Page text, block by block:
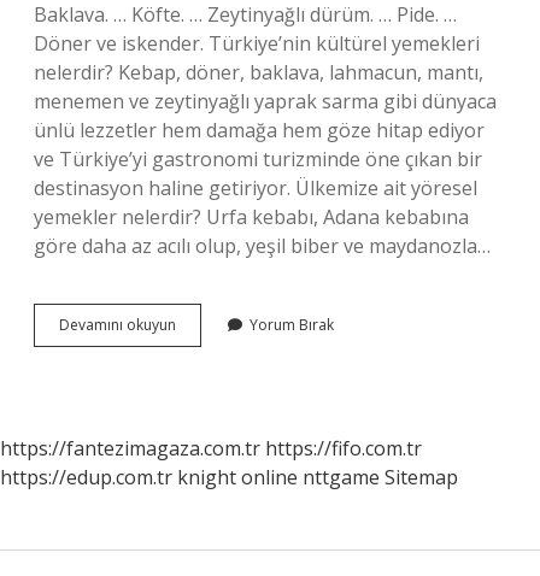
Baklava. … Köfte. … Zeytinyağlı dürüm. … Pide. …
Döner ve iskender. Türkiye’nin kültürel yemekleri
nelerdir? Kebap, döner, baklava, lahmacun, mantı,
menemen ve zeytinyağlı yaprak sarma gibi dünyaca
ünlü lezzetler hem damağa hem göze hitap ediyor
ve Türkiye’yi gastronomi turizminde öne çıkan bir
destinasyon haline getiriyor. Ülkemize ait yöresel
yemekler nelerdir? Urfa kebabı, Adana kebabına
göre daha az acılı olup, yeşil biber ve maydanozla…
Devamını okuyun Kulturumuze
Ait
Yorum Bırak
https://fantezimagaza.com.tr https://fifo.com.tr
https://edup.com.tr knight online nttgame Sitemap